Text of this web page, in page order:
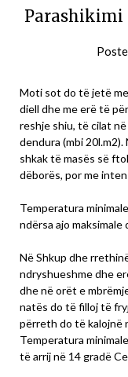
Parashikimi
Moti sot do të jetë
diell dhe me erë të
reshje shiu, të cilat
dendura (mbi
shkak të masës së
dëborës, por me
Temperatura
ndërsa ajo
Në Shkup dhe
ndryshueshme dhe
dhe në orët e
natës do të filloj të
përreth do të kalojnë
Temperatura
të arrij në 14 gradë